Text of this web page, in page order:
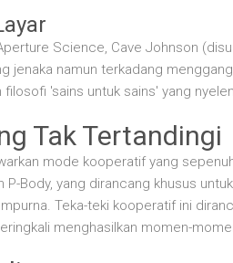
Science, Cave Johnson
jenaka namun terkadang
'sains untuk sains' yang
Tak Tertandingi
mode kooperatif yang
Body, yang dirancang khusus
Teka-teki kooperatif ini
menghasilkan momen-